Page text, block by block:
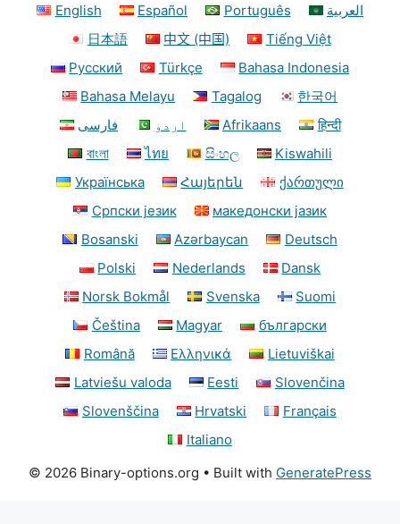
English Español Português
العربية
日本語
中文 (中国)
Tiếng Việt
Русский
Türkçe
Bahasa Indonesia
Bahasa Melayu
Tagalog
한국어
فارسی
اردو Afrikaans
हिन्दी
বাংলা
ไทย සිංහල
Kiswahili
Українська
Հայերեն
ქართული
Српски језик
македонски јазик
Bosanski
Azərbaycan
Deutsch
Polski
Nederlands
Dansk
Norsk Bokmål
Svenska
Suomi
Čeština
Magyar
български
Română
Ελληνικά
Lietuviškai
Latviešu valoda
Eesti
Slovenčina
Slovenščina
Hrvatski
Français
Italiano
© 2026 Binary-options.org • Built with GeneratePress